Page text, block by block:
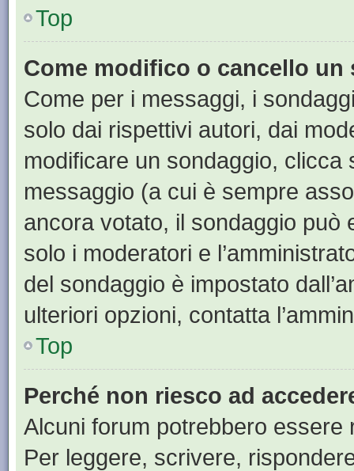
Top
Come modifico o cancello un
Come per i messaggi, i
solo dai rispettivi autori, dai
modificare un sondaggio,
messaggio (a cui è sempre
ancora votato, il sondaggio può
solo i moderatori e
del sondaggio è impostato
ulteriori opzioni, contatta
Top
Perché non riesco ad
Alcuni forum potrebbero
Per leggere, scrivere,